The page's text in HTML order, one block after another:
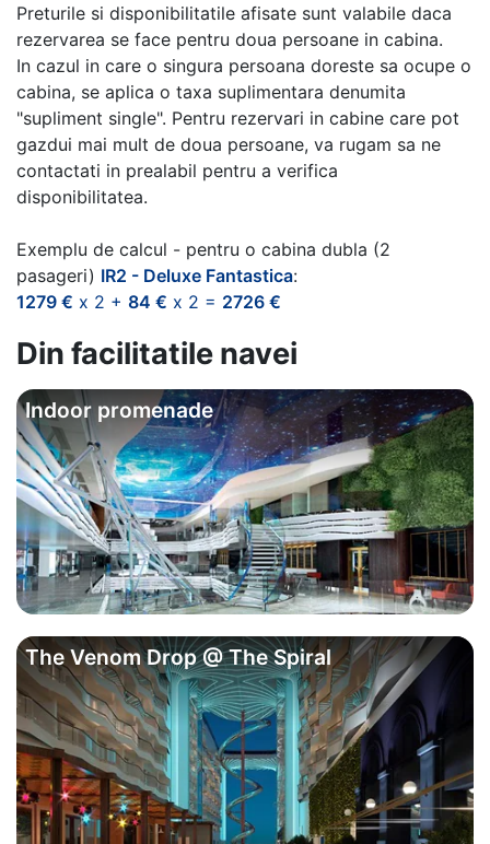
Preturile si disponibilitatile afisate sunt valabile daca
rezervarea se face pentru doua persoane in cabina.
In cazul in care o singura persoana doreste sa ocupe o
cabina, se aplica o taxa suplimentara denumita
"supliment single". Pentru rezervari in cabine care pot
gazdui mai mult de doua persoane, va rugam sa ne
contactati in prealabil pentru a verifica
disponibilitatea.
Exemplu de calcul - pentru o cabina dubla (2
pasageri) IR2 - Deluxe Fantastica:
1279 € x 2 + 84 € x 2 = 2726 €
Din facilitatile navei
Indoor promenade
The Venom Drop @ The Spiral